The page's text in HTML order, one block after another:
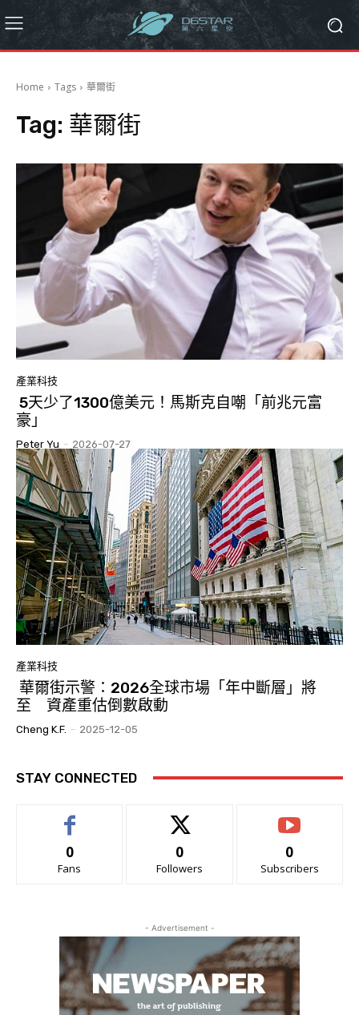
Home Tags 華爾街
Tag: 華爾街
產業科技
5天少了1300億美元！馬斯克自嘲「前兆元富
豪」
Peter Yu - 2026-07-27
產業科技
華爾街示警：2026全球市場「年中斷層」將
至 資產重估倒數啟動
Cheng K.F. - 2025-12-05
STAY CONNECTED
0
Fans
0
Followers
0
Subscribers
- Advertisement -